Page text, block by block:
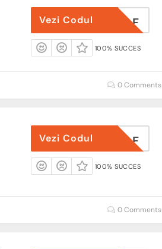
0X3PROAF
Vezi Codul
100% SUCCES
0 Comments
MP2026AF
Vezi Codul
100% SUCCES
0 Comments